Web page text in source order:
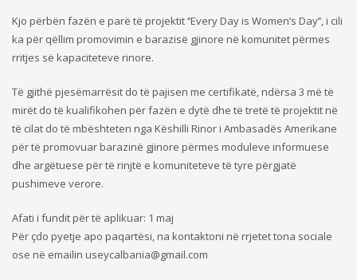
Kjo përbën fazën e parë të projektit ‘’Every Day is Women’s Day’’, i cili
ka për qëllim promovimin e barazisë gjinore në komunitet përmes
rritjes së kapaciteteve rinore.
Të gjithë pjesëmarrësit do të pajisen me certifikatë, ndërsa 3 më të
mirët do të kualifikohen për fazën e dytë dhe të tretë të projektit në
të cilat do të mbështeten nga Këshilli Rinor i Ambasadës Amerikane
për të promovuar barazinë gjinore përmes moduleve informuese
dhe argëtuese për të rinjtë e komuniteteve të tyre përgjatë
pushimeve verore.
Afati i fundit për të aplikuar: 1 maj
Për çdo pyetje apo paqartësi, na kontaktoni në rrjetet tona sociale
ose në emailin useycalbania@gmail.com